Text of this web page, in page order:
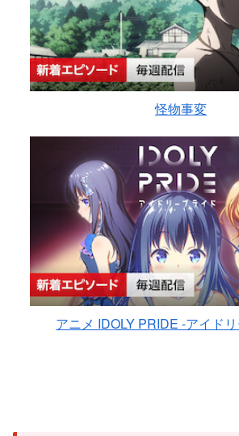
怪物事変
アニメ IDOLY PRIDE -アイド